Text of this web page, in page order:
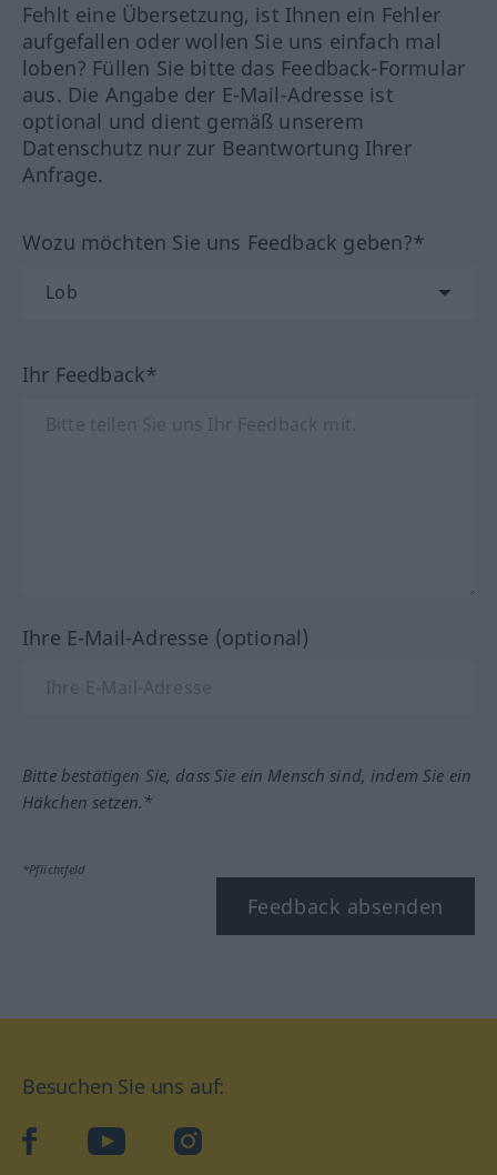
Fehlt eine Übersetzung, ist Ihnen ein Fehler
aufgefallen oder wollen Sie uns einfach mal
loben? Füllen Sie bitte das Feedback-Formular
aus. Die Angabe der E-Mail-Adresse ist
optional und dient gemäß unserem
Datenschutz nur zur Beantwortung Ihrer
Anfrage.
Wozu möchten Sie uns Feedback geben?*
Ihr Feedback*
Ihre E-Mail-Adresse (optional)
Bitte bestätigen Sie, dass Sie ein Mensch sind, indem Sie ein
Häkchen setzen.*
*Pflichtfeld
Feedback absenden
Besuchen Sie uns auf:
facebookYouTube Instagram